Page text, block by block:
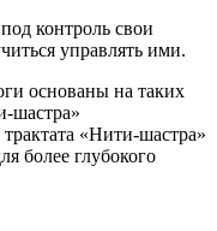
контроль свои
управлять ими.
основаны на таких
шастра»
«Нити-шастра»
более глубокого